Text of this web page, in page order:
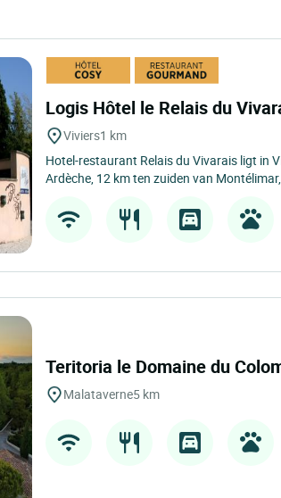
Logis Hôtel le Relais du
Viviers1 km
Hotel-restaurant Relais du Vivarais ligt in
Ardèche, 12 km ten zuiden van
Teritoria le Domaine du
Malataverne5 km